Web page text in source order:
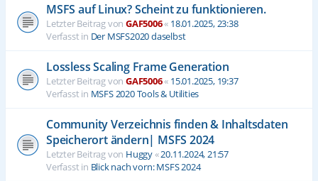
MSFS auf Linux? Scheint zu funktionieren.
Letzter Beitrag von GAF5006« 18.01.2025, 23:38
Verfasst in Der MSFS2020 daselbst
Lossless Scaling Frame Generation
Letzter Beitrag von GAF5006« 15.01.2025, 19:37
Verfasst in MSFS 2020 Tools & Utilities
Community Verzeichnis finden & Inhaltsdaten
Speicherort ändern| MSFS 2024
Letzter Beitrag von Huggy«20.11.2024, 21:57
Verfasst in Blick nach vorn: MSFS 2024